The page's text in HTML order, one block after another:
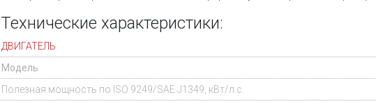
Технические характеристики:
ДВИГАТЕЛЬ
Модель
Полезная мощность по ISO 9249/SAE J1349, кВт/л.с.